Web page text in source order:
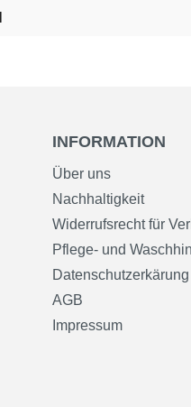
INFORMATION
Über uns
Nachhaltigkeit
Widerrufsrecht für
Pflege- und
Datenschutzerkärung
AGB
Impressum